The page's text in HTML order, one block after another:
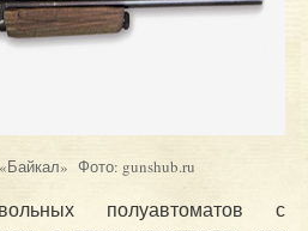
Фото: gunshub.ru
полуавтоматов с